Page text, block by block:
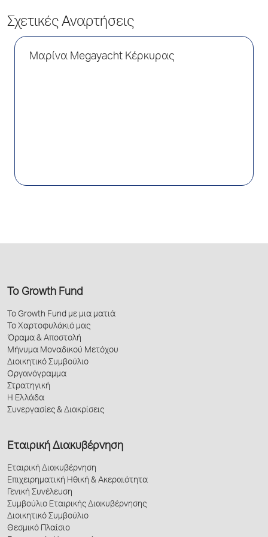
Σχετικές Αναρτήσεις
Μαρίνα Megayacht Κέρκυρας
Το Growth Fund
Το Growth Fund με μια ματιά
Το Χαρτοφυλάκιό μας
Όραμα & Αποστολή
Μήνυμα Μοναδικού Μετόχου
Διοικητικό Συμβούλιο
Οργανόγραμμα
Στρατηγική
Η Ελλάδα
Συνεργασίες & Διακρίσεις
Εταιρική Διακυβέρνηση
Εταιρική Διακυβέρνηση
Επιχειρηματική Ηθική & Ακεραιότητα
Γενική Συνέλευση
Συμβούλιο Εταιρικής Διακυβέρνησης
Διοικητικό Συμβούλιο
Θεσμικό Πλαίσιο